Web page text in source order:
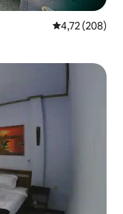
4,72 av 5 i
4,72 (208)